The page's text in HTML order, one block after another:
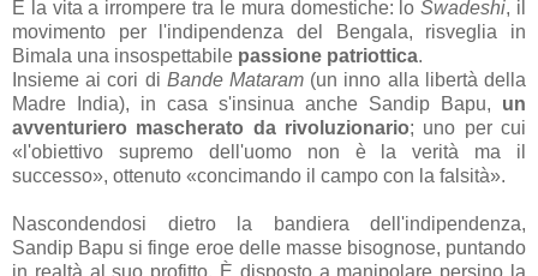
È la vita a irrompere tra le mura domestiche: loSwadeshi, il
movimento per l'indipendenza del Bengala, risveglia in
Bimala una insospettabile passione patriottica.
Insieme ai cori di Bande Mataram (un inno alla libertà della
Madre India), in casa s'insinua anche Sandip Bapu, un
avventuriero mascherato da rivoluzionario; uno per cui
«l'obiettivo supremo dell'uomo non è la verità ma il
successo», ottenuto «concimando il campo con la falsità».
Nascondendosi dietro la bandiera dell'indipendenza,
Sandip Bapu si finge eroe delle masse bisognose, puntando